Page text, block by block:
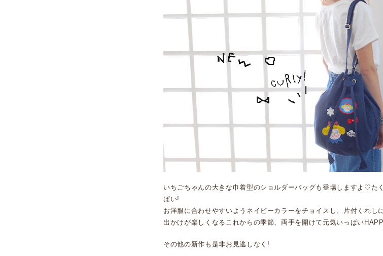
いちごちゃんの大きな巾着型のショルダーバッグも登場しますよ♡た
ぱい!
お洋服に合わせやすいようネイビーカラーをチョイスし、片付くれし
出かけが楽しくなるこれからの季節、両手を開けて元気いっぱい
その他の新作も是非お見逃しなく!